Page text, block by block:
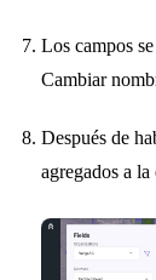
Los campos
Cambiar
Después de
agregados a